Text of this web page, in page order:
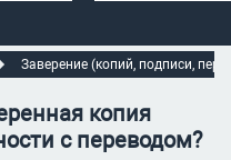
Заверение (копий, подписи,
копия
с переводом?